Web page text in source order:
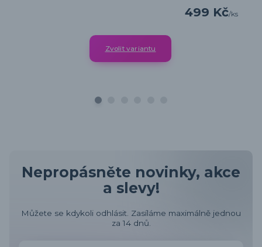
499 Kč/ks
Zvolit variantu
Nepropásněte novinky, akce
a slevy!
Můžete se kdykoli odhlásit. Zasíláme maximálně jednou
za 14 dnů.